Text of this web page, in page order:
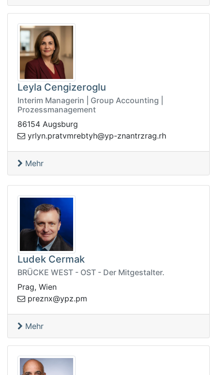
Leyla Cengizeroglu
Interim Managerin | Group Accounting |
Prozessmanagement
86154 Augsburg
hr
.garzrtnanz-py@hytbermvtarp.nylry
Mehr
Ludek Cermak
BRÜCKE WEST - OST - Der Mitgestalter.
Prag, Wien
mp
.zpy@xnzerp
Mehr